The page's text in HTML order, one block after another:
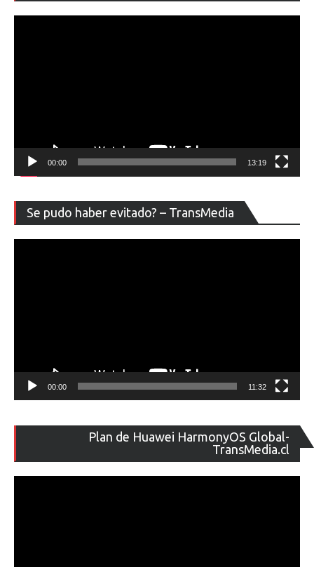
00:00 13:19
Se pudo haber evitado? – TransMedia
de
00:00 11:32
Plan de Huawei HarmonyOS Global-
TransMedia.cl
de